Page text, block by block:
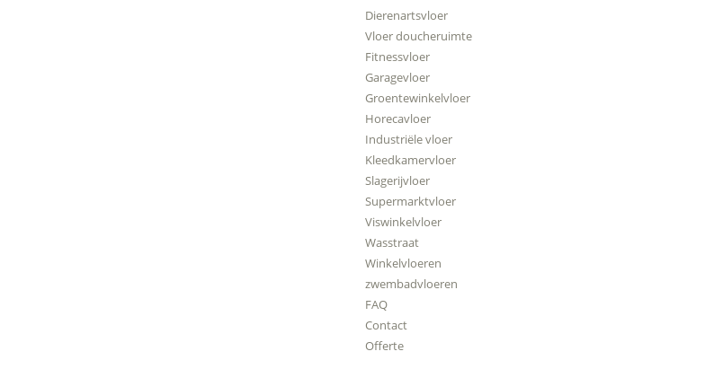
Dierenartsvloer
Vloer doucheruimte
Fitnessvloer
Garagevloer
Groentewinkelvloer
Horecavloer
Industriële vloer
Kleedkamervloer
Slagerijvloer
Supermarktvloer
Viswinkelvloer
Wasstraat
Winkelvloeren
zwembadvloeren
FAQ
Contact
Offerte